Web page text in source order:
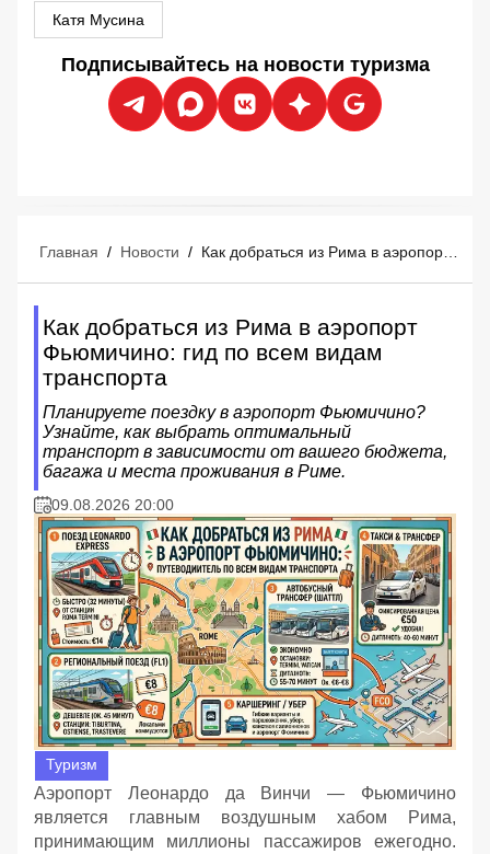
Катя Мусина
Подписывайтесь на новости туризма
Главная / Новости /
Как добраться из Рима в аэропорт
Фьюмичино: гид по всем видам
транспорта
Планируете поездку в аэропорт Фьюмичино?
Узнайте, как выбрать оптимальный
транспорт в зависимости от вашего бюджета,
багажа и места проживания в Риме.
09.08.2026 20:00
Туризм
Аэропорт Леонардо да Винчи — Фьюмичино
является главным воздушным хабом Рима,
принимающим миллионы пассажиров ежегодно.